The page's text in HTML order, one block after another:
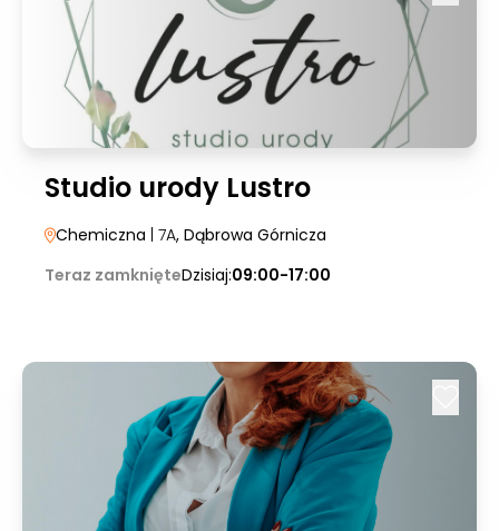
Studio urody Lustro
Chemiczna | 7A, Dąbrowa Górnicza
Teraz zamknięteDzisiaj:09:00-17:00